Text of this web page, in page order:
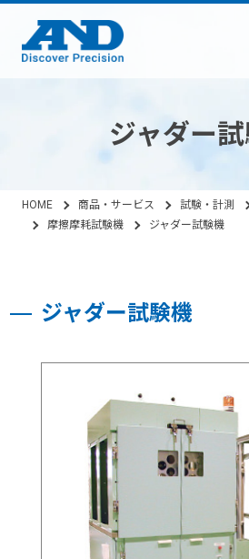
ジャダー
HOME 商品・サービス 試験・計測
摩擦摩耗試験機
ジャダー試験機
ジャダー試験機